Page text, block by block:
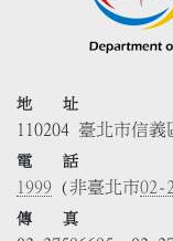
地 址
110204 臺北市信
電 話
1999 (非臺北市02-
傳 真